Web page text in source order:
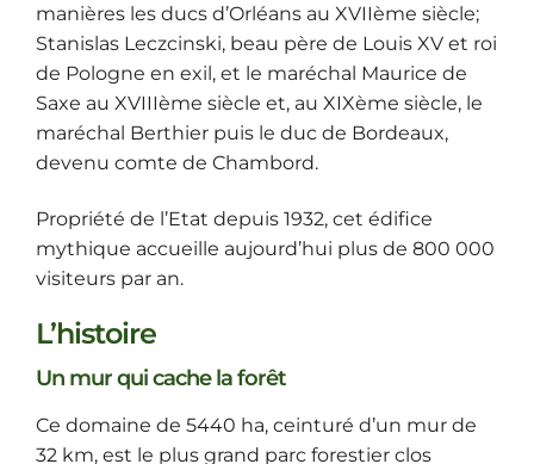
manières les ducs d’Orléans au XVIIème siècle;
Stanislas Leczcinski, beau père de Louis XV et roi
de Pologne en exil, et le maréchal Maurice de
Saxe au XVIIIème siècle et, au XIXème siècle, le
maréchal Berthier puis le duc de Bordeaux,
devenu comte de Chambord.
Propriété de l’Etat depuis 1932, cet édifice
mythique accueille aujourd’hui plus de 800 000
visiteurs par an.
L’histoire
Un mur qui cache la forêt
Ce domaine de 5440 ha, ceinturé d’un mur de
32 km, est le plus grand parc forestier clos